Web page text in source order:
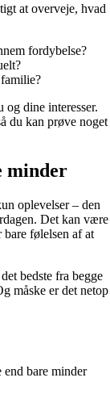
at overveje, hvad
fordybelse?
og dine interesser.
du kan prøve noget
minder
oplevelser – den
Det kan være
følelsen af at
bedste fra begge
måske er det netop
bare minder